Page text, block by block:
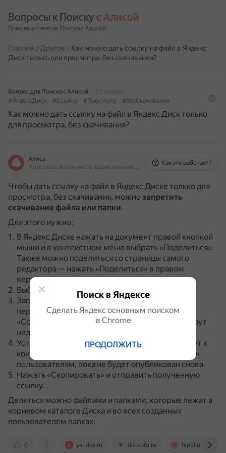
Вопросы к Поиску с Алисой
Примеры ответов Поиска с Алисой
Главная / Другое / Как можно дать ссылку на файл в Яндекс
Диск только для просмотра, без скачивания?
Вопрос для Поиска с Алисой
22 ноября
#ЯндексДиск
#Ссылка #Просмотр #БезСкачивания
Как можно дать ссылку на файл в Яндекс Диск только
для просмотра, без скачивания?
Алиса
На основе источников, возможны неточности
Как это работает?
Чтобы дать ссылку на файл в Яндекс Диске только для
просмотра, без скачивания, можно запретить
скачивание файла или папки.
Для этого нужно:
В Яндекс Диске нажать на документ правой кнопкой
мыши и в контекстном меню выбрать «Поделиться».
Также можно поделиться со страницы самого
редактора — нажать «Поделиться» в правом
верхнем углу.
Выбрать права доступа: «Просмотр».
Запретить скачивание файла или папки.
перехода по такой ссылке кнопки «Скачать»,
«Сохранить на Яндекс Диск» и «Напечатать» будут
недоступны для других.
Установить срок действия — когда срок подойдёт к
концу, ссылка удалится и файл будет недоступен
пользователям, пока не будет опубликован снова.
Нажать «Скопировать» и отправить полученную
ссылку.
Делиться можно файлами и папками, которые лежат в
корневом каталоге Диска и во всех созданных
пользователем папках.
0 yandex.ru dis.kpfu.ru hipolink.net
Поиск в Яндексе
Сделать Яндекс основным поиском
в Сhrome
ПРОДОЛЖИТЬ